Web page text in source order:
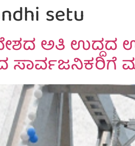
setu
ಅತಿ ಉದ್ದದ
ಸಾರ್ವಜನಿಕರಿಗೆ